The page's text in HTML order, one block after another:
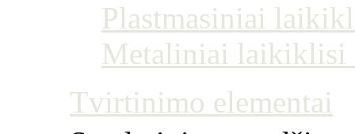
Plastmasiniai
Metaliniai laikiklisi
Tvirtinimo elementai